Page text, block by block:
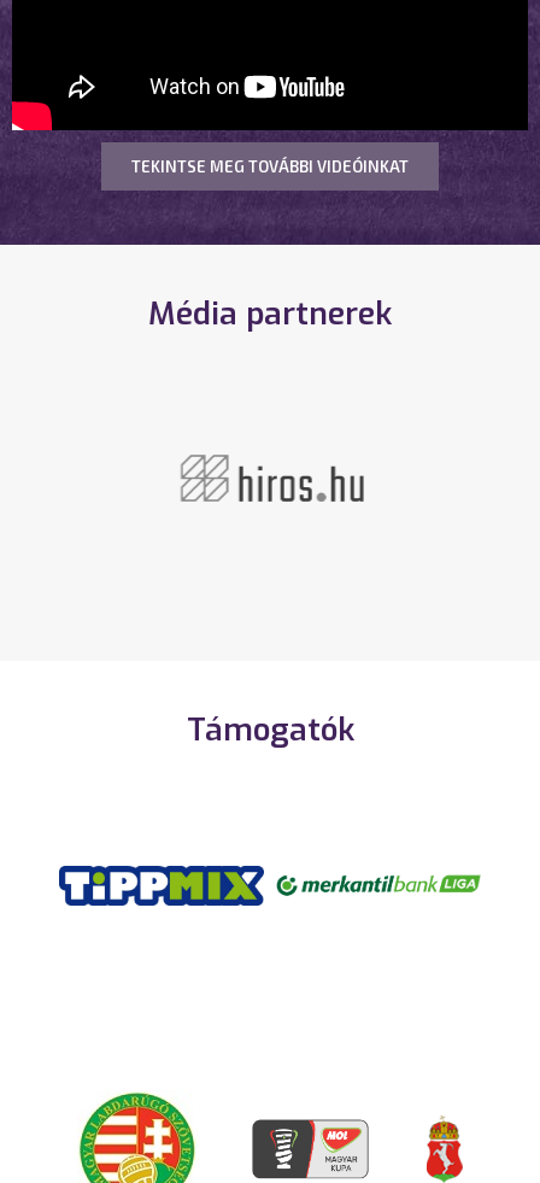
TEKINTSE MEG TOVÁBBI VIDEÓINKAT
Média partnerek
Támogatók